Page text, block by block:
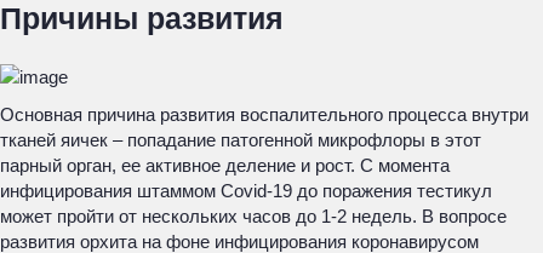
Причины развития
Основная причина развития воспалительного процесса внутри
тканей яичек – попадание патогенной микрофлоры в этот
парный орган, ее активное деление и рост. С момента
инфицирования штаммом Covid-19 до поражения тестикул
может пройти от нескольких часов до 1-2 недель. В вопросе
развития орхита на фоне инфицирования коронавирусом